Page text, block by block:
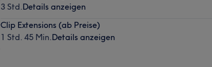
3 Std.Details anzeigen
Clip Extensions (ab Preise)
1 Std. 45 Min.Details anzeigen